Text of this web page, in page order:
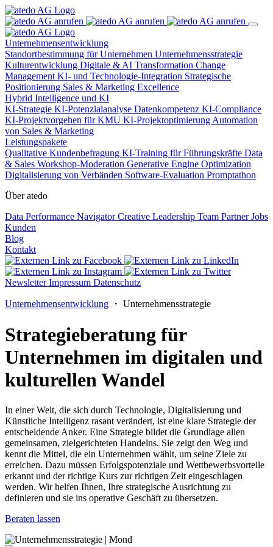
Unternehmensentwicklung
Standortbestimmung für Unternehmen Unternehmensstrategie
Kulturentwicklung Digitale & AI Transformation Change
Management KI- und Technologie-Integration Strategische
Positionierung Sales & Marketing Excellence
Hybrid Intelligence und KI
KI-Strategie KI-Potenzialanalyse Datenkompetenz KI-Compliance
KI-Projektvorgehen für KMU KI-Projektoptimierung Automation
von Sales & Marketing
Leistungspakete
Qualitative Kundenbefragung KI-Training für Führungskräfte Data
& Sales Workshop-Moderation Generative Engine Optimization
Digitalisierung von Verbänden Software-Evaluation Promptathon
Über atedo
Data Performance NavigatorCreative Leadership Team PartnerJobs
Kunden
Blog
Kontakt
NewsletterImpressum Datenschutz
Unternehmensentwicklung ・ Unternehmensstrategie
Strategieberatung für
Unternehmen im digitalen und
kulturellen Wandel
In einer Welt, die sich durch Technologie, Digitalisierung und
Künstliche Intelligenz rasant verändert, ist eine klare Strategie der
entscheidende Anker. Eine Strategie bildet die Grundlage allen
gemeinsamen, zielgerichteten Handelns. Sie zeigt den Weg und
kennt die Mittel, die ein Unternehmen wählt, um seine Ziele zu
erreichen. Dazu müssen Erfolgspotenziale und Wettbewerbsvorteile
erkannt und der richtige Kurs zur richtigen Zeit eingeschlagen
werden. Wir helfen Ihnen, Ihre strategische Ausrichtung zu
definieren und sie ins operative Geschäft zu übersetzen.
Beraten lassen